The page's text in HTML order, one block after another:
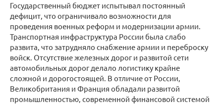
Государственный бюджет испытывал постоянный
дефицит, что ограничивало возможности для
проведения военных реформ и модернизации армии.
Транспортная инфраструктура России была слабо
развита, что затрудняло снабжение армии и переброску
войск. Отсутствие железных дорог и развитой сети
автомобильных дорог делало логистику крайне
сложной и дорогостоящей. В отличие от России,
Великобритания и Франция обладали развитой
промышленностью, современной финансовой системой